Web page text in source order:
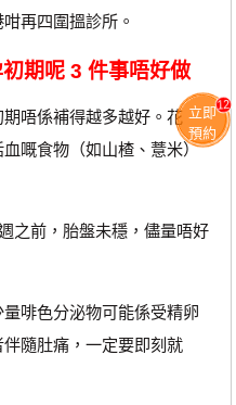
再四圍搵診所。
期呢 3 件事唔好做
期唔係補得越多越好。花
嘅食物（如山楂、薏米）
之前，胎盤未穩，儘量唔好
量啡色分泌物可能係受精卵
隨肚痛，一定要即刻就
立即
預約
12